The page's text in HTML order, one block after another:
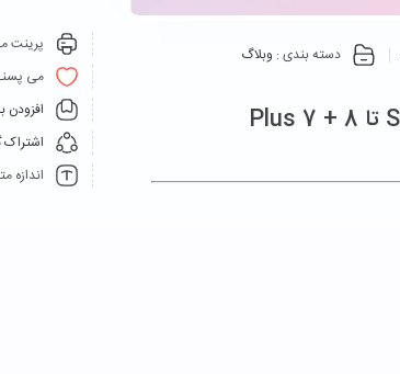
دسته بندی : وبلاگ
پرینت
می
افزودن
اشتراک
اندازه